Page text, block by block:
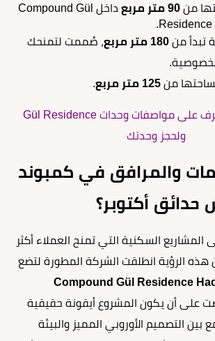
من 90 متر مربع
داخل Compound Gül
Residence
تبدأ من 180 متر مربع
، صُممت لتمنحك
من 125 متر مربع .
تواصل معنا للتعرف على مواصفات وحدات Gül Residence
ولحجز وحدتك
والمرافق في كمبوند
حدائق أكتوبر؟
المشاريع السكنية التي تمنح العملاء أكثر
هذه الرؤية انطلقت الشركة المطورة لتضع
Compound Gül Residence
على أن يكون المشروع أيقونة حقيقية
بين التصميم الأوروبي المميز والبيئة